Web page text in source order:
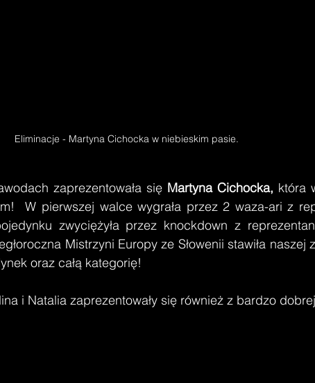
Eliminacje - Martyna Cichocka w niebieskim pasie.
zawodach zaprezentowała się
Martyna Cichocka, która
W pierwszej walce wygrała przez 2 waza-ari z
zwyciężyła przez knockdown z
Mistrzyni Europy ze Słowenii stawiła naszej
oraz całą kategorię!
i Natalia zaprezentowały się również z bardzo